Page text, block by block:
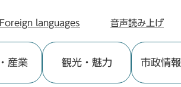
Foreign languages 音声読み上げ
・産業 観光・魅力 市政情報